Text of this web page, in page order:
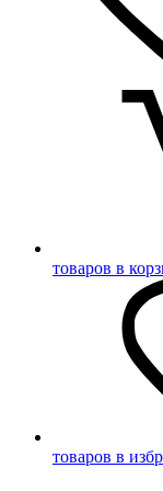
товаров в
товаров в